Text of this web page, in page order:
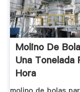
Molino De
Una Tonelada
Hora